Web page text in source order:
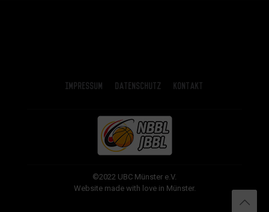
Impressum Datenschutz Kontakt
©2022 UBC Münster e.V.
Website made with love in Münster.